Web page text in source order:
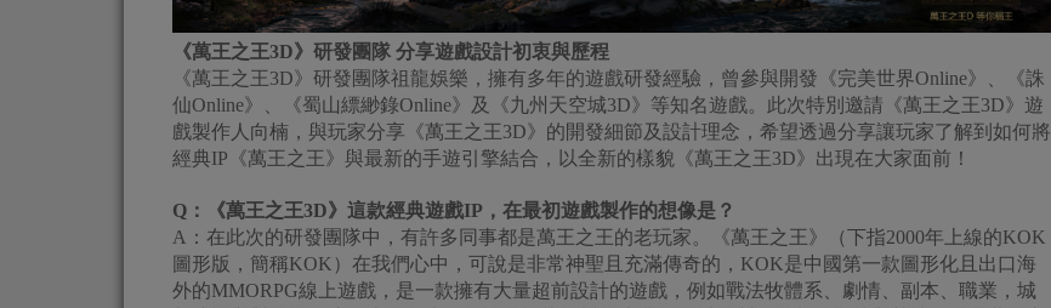
《萬王之王3D》研發團隊 分享遊戲設計初衷與歷程
《萬王之王3D》研發團隊祖龍娛樂，擁有多年的遊戲研發經驗，曾參與開發《完美世界Online》、《誅
仙Online》、《蜀山縹緲錄Online》及《九州天空城3D》等知名遊戲。此次特別邀請《萬王之王3D》遊
戲製作人向楠，與玩家分享《萬王之王3D》的開發細節及設計理念，希望透過分享讓玩家了解到如何將
經典IP《萬王之王》與最新的手遊引擎結合，以全新的樣貌《萬王之王3D》出現在大家面前！
Q：《萬王之王3D》這款經典遊戲IP，在最初遊戲製作的想像是？
A：在此次的研發團隊中，有許多同事都是萬王之王的老玩家。《萬王之王》（下指2000年上線的KOK
圖形版，簡稱KOK）在我們心中，可說是非常神聖且充滿傳奇的，KOK是中國第一款圖形化且出口海
外的MMORPG線上遊戲，是一款擁有大量超前設計的遊戲，例如戰法牧體系、劇情、副本、職業，城